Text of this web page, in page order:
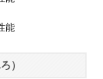
）